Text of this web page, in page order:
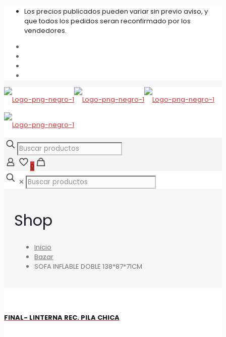
Los precios publicados pueden variar sin previo aviso, y
que todos los pedidos seran reconfirmado por los
vendedores.
0
✕
Shop
Inicio
Bazar
SOFA INFLABLE DOBLE 138*87*71CM
FINAL- LINTERNA REC. PILA CHICA